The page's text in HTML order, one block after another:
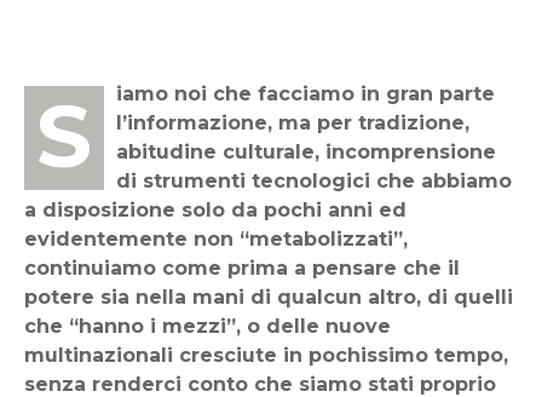
Siamo noi che facciamo in gran parte
l’informazione, ma per tradizione,
abitudine culturale, incomprensione
di strumenti tecnologici che abbiamo
a disposizione solo da pochi anni ed
evidentemente non “metabolizzati”,
continuiamo come prima a pensare che il
potere sia nella mani di qualcun altro, di quelli
che “hanno i mezzi”, o delle nuove
multinazionali cresciute in pochissimo tempo,
senza renderci conto che siamo stati proprio